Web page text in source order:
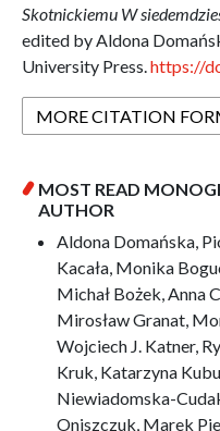
Skotnickiemu W
edited by Aldona
University Press.https://
MORE CITATION
MOST READ
AUTHOR
Aldona Domańska,
Kacała, Monika
Michał Bożek, Anna
Mirosław Granat,
Wojciech J. Katner,
Kruk, Katarzyna
Niewiadomska-
Oniszczuk, Marek